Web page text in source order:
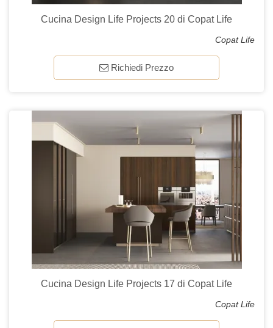
Cucina Design Life Projects 20 di Copat Life
Copat Life
Richiedi Prezzo
Cucina Design Life Projects 17 di Copat Life
Copat Life